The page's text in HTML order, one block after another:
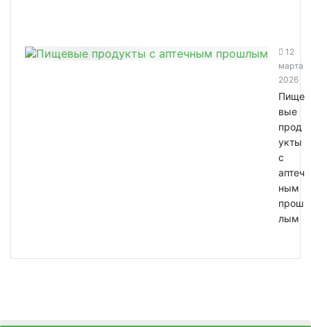
12
марта
2026
Пище
вые
прод
укты
с
аптеч
ным
прош
лым